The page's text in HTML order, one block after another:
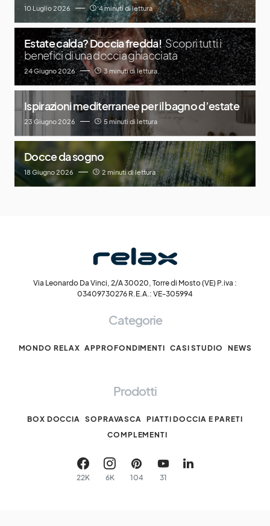
10 Luglio 2026 4 minuti di lettura
Estate calda? Doccia fredda! Scopri tutti i
benefici di una doccia ghiacciata
24 Giugno 2026 3 minuti di lettura
Ispirazioni mediterranee per il bagno d’estate
23 Giugno 2026 5 minuti di lettura
Docce da sogno
18 Giugno 2026 2 minuti di lettura
Via Leonardo Da Vinci, 2/A 30020, Torre di Mosto (VE) P.iva :
03409730276 R.E.A.: VE-305994
Categorie
MONDO RELAX APPROFONDIMENTI CASI STUDIO NEWS
Prodotti
BOX DOCCIA SOPRAVASCA
PIATTI DOCCIA E PARETI
COMPLEMENTI
22K 6K 104 31